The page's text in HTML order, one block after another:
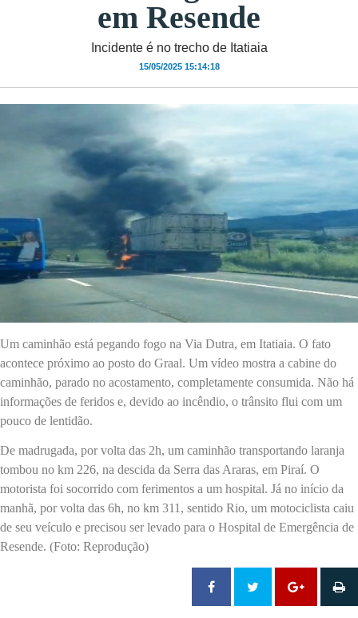
em Resende
Incidente é no trecho de Itatiaia
15/05/2025 15:14:18
Um caminhão está pegando fogo na Via Dutra, em Itatiaia. O fato
acontece próximo ao posto do Graal. Um vídeo mostra a cabine do
caminhão, parado no acostamento, completamente consumida. Não há
informações de feridos e, devido ao incêndio, o trânsito flui com um
pouco de lentidão.
De madrugada, por volta das 2h, um caminhão transportando laranja
tombou no km 226, na descida da Serra das Araras, em Piraí. O
motorista foi socorrido com ferimentos a um hospital. Já no início da
manhã, por volta das 6h, no km 311, sentido Rio, um motociclista caiu
de seu veículo e precisou ser levado para o Hospital de Emergência de
Resende. (Foto: Reprodução)